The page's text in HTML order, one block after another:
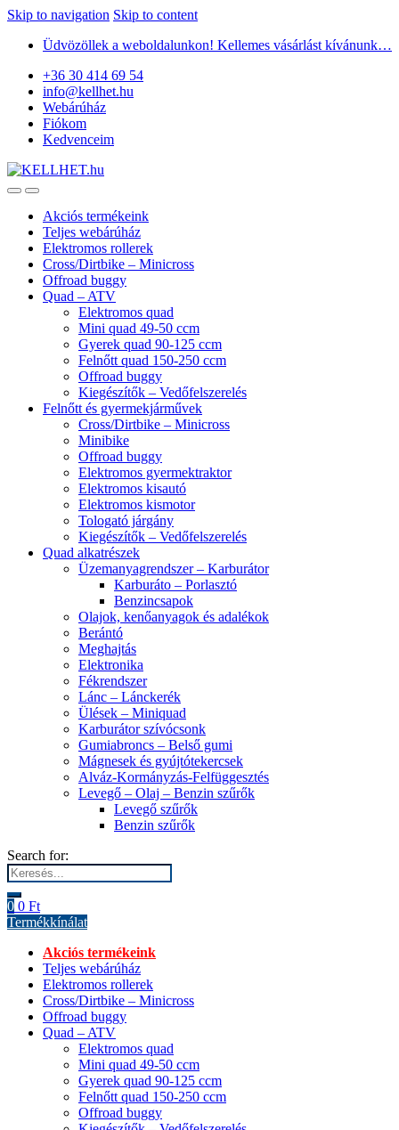
Skip to navigation Skip to content
Üdvözöllek a weboldalunkon! Kellemes vásárlást kívánunk…
+36 30 414 69 54
info@kellhet.hu
Webárúház
Fiókom
Kedvenceim
Akciós termékeink
Teljes webárúház
Elektromos rollerek
Cross/Dirtbike – Minicross
Offroad buggy
Quad – ATV
Elektromos quad
Mini quad 49-50 ccm
Gyerek quad 90-125 ccm
Felnőtt quad 150-250 ccm
Offroad buggy
Kiegészítők – Vedőfelszerelés
Felnőtt és gyermekjárművek
Cross/Dirtbike – Minicross
Minibike
Offroad buggy
Elektromos gyermektraktor
Elektromos kisautó
Elektromos kismotor
Tologató járgány
Kiegészítők – Vedőfelszerelés
Quad alkatrészek
Üzemanyagrendszer – Karburátor
Karburáto – Porlasztó
Benzincsapok
Olajok, kenőanyagok és adalékok
Berántó
Meghajtás
Elektronika
Fékrendszer
Lánc – Lánckerék
Ülések – Miniquad
Karburátor szívócsonk
Gumiabroncs – Belső gumi
Mágnesek és gyújtótekercsek
Alváz-Kormányzás-Felfüggesztés
Levegő – Olaj – Benzin szűrők
Levegő szűrők
Benzin szűrők
Search for:
0 0 Ft
Termékkínálat
Akciós termékeink
Teljes webárúház
Elektromos rollerek
Cross/Dirtbike – Minicross
Offroad buggy
Quad – ATV
Elektromos quad
Mini quad 49-50 ccm
Gyerek quad 90-125 ccm
Felnőtt quad 150-250 ccm
Offroad buggy